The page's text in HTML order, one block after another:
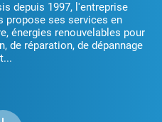
depuis 1997, l'entreprise
propose ses services en
énergies renouvelables pour
de réparation, de dépannage